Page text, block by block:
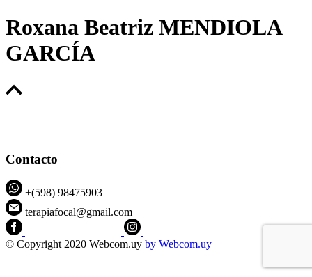
Roxana Beatriz MENDIOLA
GARCÍA
Contacto
+(598) 98475903
terapiafocal@gmail.com
© Copyright 2020 Webcom.uy by Webcom.uy